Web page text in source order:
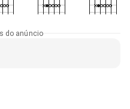
do anúncio